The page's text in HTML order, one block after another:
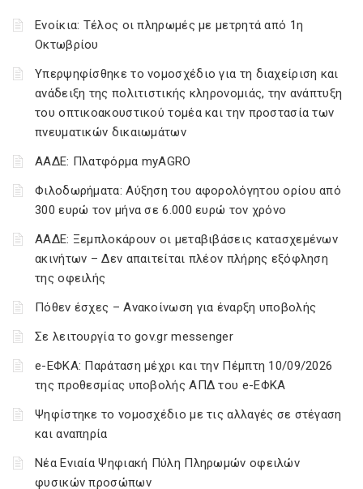
Ενοίκια: Τέλος οι πληρωμές με μετρητά από 1η
Οκτωβρίου
Υπερψηφίσθηκε το νομοσχέδιο για τη διαχείριση και
ανάδειξη της πολιτιστικής κληρονομιάς, την ανάπτυξη
του οπτικοακουστικού τομέα και την προστασία των
πνευματικών δικαιωμάτων
ΑΑΔΕ: Πλατφόρμα myAGRO
Φιλοδωρήματα: Αύξηση του αφορολόγητου ορίου από
300 ευρώ τον μήνα σε 6.000 ευρώ τον χρόνο
ΑΑΔΕ: Ξεμπλοκάρουν οι μεταβιβάσεις κατασχεμένων
ακινήτων – Δεν απαιτείται πλέον πλήρης εξόφληση
της οφειλής
Πόθεν έσχες – Ανακοίνωση για έναρξη υποβολής
Σε λειτουργία το gov.gr messenger
e-ΕΦΚΑ: Παράταση μέχρι και την Πέμπτη 10/09/2026
της προθεσμίας υποβολής ΑΠΔ του e-ΕΦΚΑ
Ψηφίστηκε το νομοσχέδιο με τις αλλαγές σε στέγαση
και αναπηρία
Νέα Ενιαία Ψηφιακή Πύλη Πληρωμών οφειλών
φυσικών προσώπων